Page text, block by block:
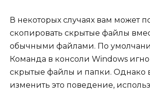
В некоторых случаях вам может
скопировать скрытые файлы
обычными файлами. По
Команда в консоли Windows
скрытые файлы и папки. Однако
изменить это поведение,